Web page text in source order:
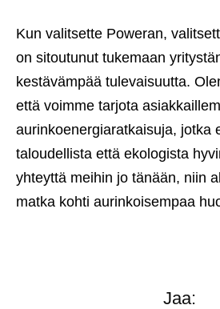
Kun valitsette Poweran,
on sitoutunut tukemaan
kestävämpää tulevaisuutta.
että voimme tarjota
aurinkoenergiaratkaisuja, jotka
taloudellista että ekologista
yhteyttä meihin jo tänään, niin
matka kohti aurinkoisempaa
Jaa: